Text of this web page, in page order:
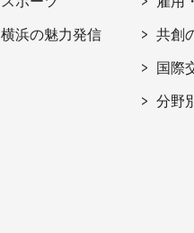
横浜の魅力発信 共創
国際
分野